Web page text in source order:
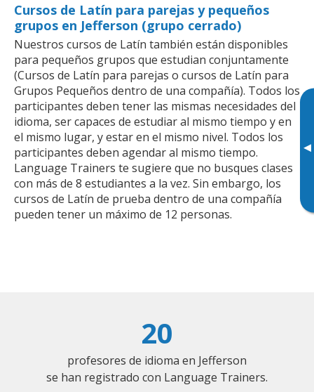
▸
Cursos de Latín para parejas y pequeños
grupos en Jefferson (grupo cerrado)
Nuestros cursos de Latín también están disponibles
para pequeños grupos que estudian conjuntamente
(Cursos de Latín para parejas o cursos de Latín para
Grupos Pequeños dentro de una compañía). Todos los
participantes deben tener las mismas necesidades del
idioma, ser capaces de estudiar al mismo tiempo y en
el mismo lugar, y estar en el mismo nivel. Todos los
participantes deben agendar al mismo tiempo.
Language Trainers te sugiere que no busques clases
con más de 8 estudiantes a la vez. Sin embargo, los
cursos de Latín de prueba dentro de una compañía
pueden tener un máximo de 12 personas.
20
profesores de idioma en Jefferson
se han registrado con Language Trainers.